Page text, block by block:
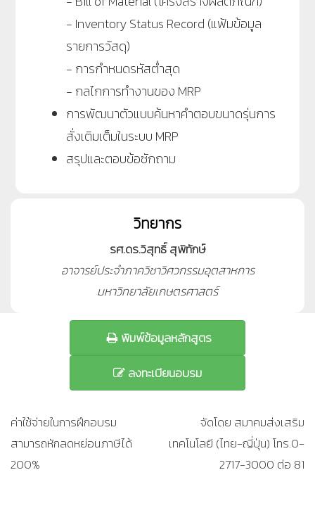
- Inventory Status Record (แฟ้มข้อมูล
รายการวัสดุ)
- การกำหนดรหัสต่ำสุด
- กลไกการทำงานของ MRP
การพัฒนาตัวแบบค้นหาคำตอบขนาดรุ่นการ
สั่งเติมเต็มในระบบ MRP
สรุปและตอบข้อซักถาม
วิทยากร
รศ.ดร.วิสุทธิ์ สุพิทักษ์
อาจารย์ประจำภาควิชาวิศวกรรมอุตสาหการ
มหาวิทยาลัยเกษตรศาสตร์
พิมพ์ข้อมูลหลักสูตร
ลงทะเบียนอบรม
ค่าใช้จ่ายในการฝึกอบรม
สามารถหักลดหย่อนภาษีได้
200%
จัดโดย สมาคมส่งเสริม
เทคโนโลยี (ไทย-ญี่ปุ่น) โทร.0-
2717-3000 ต่อ 81